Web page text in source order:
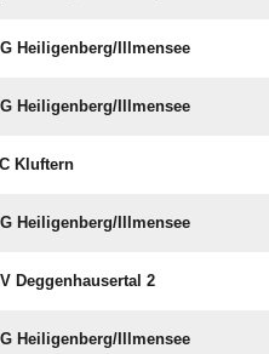
Heiligenberg/​Illmensee
Heiligenberg/​Illmensee
Kluftern
Heiligenberg/​Illmensee
Deggenhausertal 2
Heiligenberg/​Illmensee